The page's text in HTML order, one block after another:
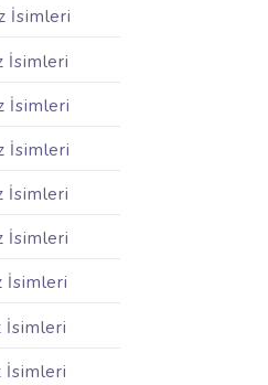
İsimleri
İsimleri
İsimleri
İsimleri
İsimleri
İsimleri
İsimleri
İsimleri
İsimleri